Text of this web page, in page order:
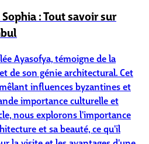
: Tout savoir sur
Ayasofya, témoigne de la
de son génie architectural. Cet
influences byzantines et
importance culturelle et
nous explorons l'importance
et sa beauté, ce qu'il